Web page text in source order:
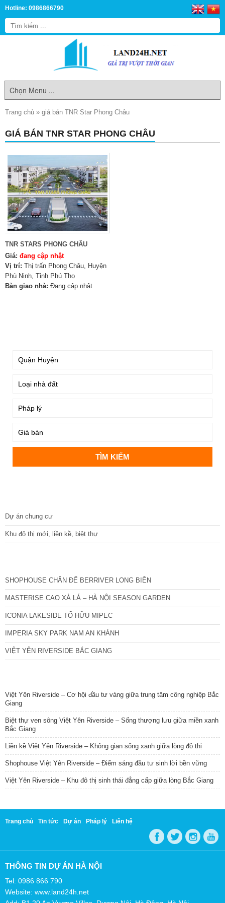
Hotline: 0986866790
Trang chủ » giá bán TNR Star Phong Châu
GIÁ BÁN TNR STAR PHONG CHÂU
TNR STARS PHONG CHÂU
Giá: đang cập nhật
Vị trí: Thị trấn Phong Châu, Huyện
Phù Ninh, Tỉnh Phú Thọ
Bàn giao nhà: Đang cập nhật
Dự án chung cư
Khu đô thị mới, liền kề, biệt thự
SHOPHOUSE CHÂN ĐẾ BERRIVER LONG BIÊN
MASTERISE CAO XÀ LÁ – HÀ NỘI SEASON GARDEN
ICONIA LAKESIDE TỐ HỮU MIPEC
IMPERIA SKY PARK NAM AN KHÁNH
VIỆT YÊN RIVERSIDE BẮC GIANG
Việt Yên Riverside – Cơ hội đầu tư vàng giữa trung tâm công nghiệp Bắc
Giang
Biệt thự ven sông Việt Yên Riverside – Sống thượng lưu giữa miền xanh
Bắc Giang
Liền kề Việt Yên Riverside – Không gian sống xanh giữa lòng đô thị
Shophouse Việt Yên Riverside – Điểm sáng đầu tư sinh lời bền vững
Việt Yên Riverside – Khu đô thị sinh thái đẳng cấp giữa lòng Bắc Giang
Trang chủ Tin tức Dự án Pháp lý Liên hệ
THÔNG TIN DỰ ÁN HÀ NỘI
Tel: 0986 866 790
Website: www.land24h.net